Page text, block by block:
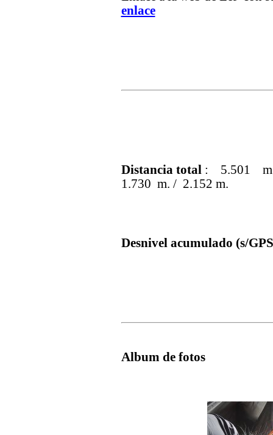
enlace
Distancia total : 5.501 m
1.730 m. / 2.152 m.
Desnivel acumulado (s/
Album de fotos